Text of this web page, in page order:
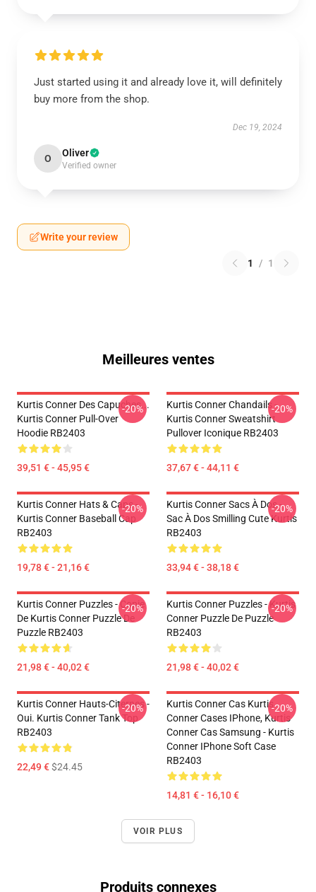
Just started using it and already love it, will definitely
buy more from the shop.
Dec 19, 2024
O Oliver
Verified owner
Write your review
1 / 1
Meilleures ventes
Kurtis Conner Des Capuches...
Kurtis Conner Pull-Over
Hoodie RB2403
39,51 € - 45,95 €
-20%
Kurtis Conner Chandails -
Kurtis Conner Sweatshirt
Pullover Iconique RB2403
37,67 € - 44,11 €
-20%
Kurtis Conner Hats & Caps -
Kurtis Conner Baseball Cap
RB2403
19,78 € - 21,16 €
-20%
Kurtis Conner Sacs À Dos -
Sac À Dos Smilling Cute Kurtis
RB2403
33,94 € - 38,18 €
-20%
Kurtis Conner Puzzles - Copie
De Kurtis Conner Puzzle De
Puzzle RB2403
21,98 € - 40,02 €
-20%
Kurtis Conner Puzzles - Kurtis
Conner Puzzle De Puzzle
RB2403
21,98 € - 40,02 €
-20%
Kurtis Conner Hauts-Citernes -
Oui. Kurtis Conner Tank Top
RB2403
22,49 €$24.45
-20%
Kurtis Conner Cas Kurtis
Conner Cases IPhone, Kurtis
Conner Cas Samsung - Kurtis
Conner IPhone Soft Case
RB2403
14,81 € - 16,10 €
-20%
VOIR PLUS
Produits connexes